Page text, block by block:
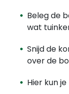
Beleg de
wat
Snijd de
over de
Hier kun